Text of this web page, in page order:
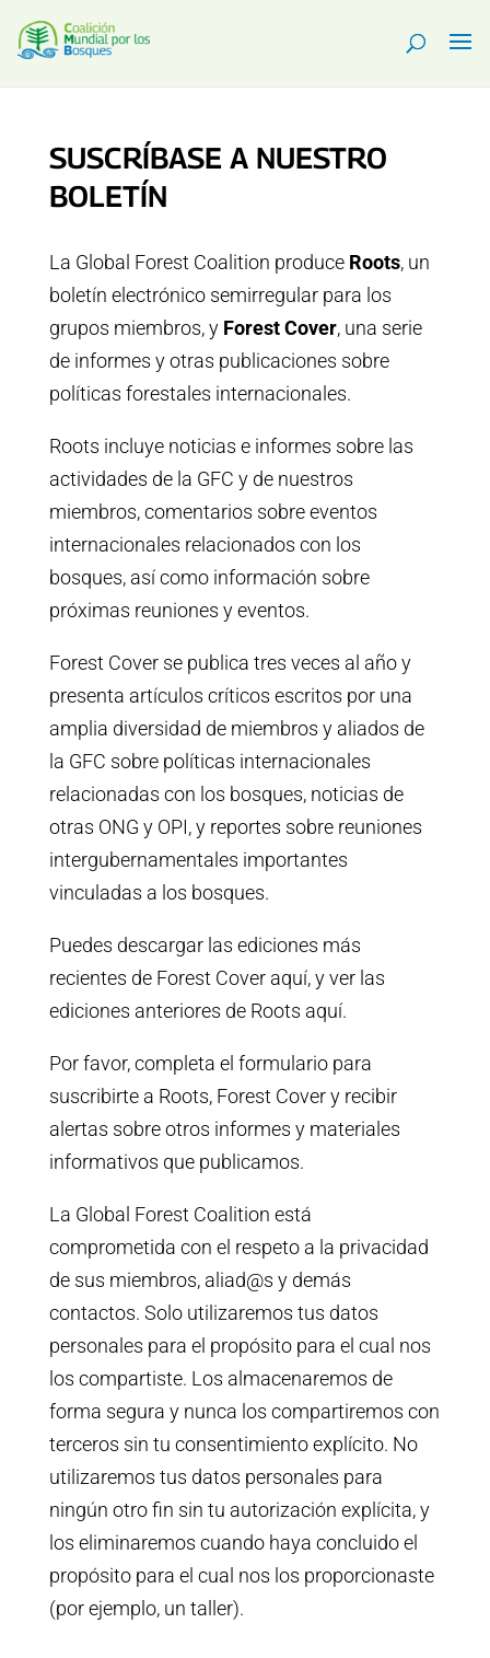
SUSCRÍBASE A NUESTRO
BOLETÍN
La Global Forest Coalition produce Roots, un
boletín electrónico semirregular para los
grupos miembros, y Forest Cover, una serie
de informes y otras publicaciones sobre
políticas forestales internacionales.
Roots incluye noticias e informes sobre las
actividades de la GFC y de nuestros
miembros, comentarios sobre eventos
internacionales relacionados con los
bosques, así como información sobre
próximas reuniones y eventos.
Forest Cover se publica tres veces al año y
presenta artículos críticos escritos por una
amplia diversidad de miembros y aliados de
la GFC sobre políticas internacionales
relacionadas con los bosques, noticias de
otras ONG y OPI, y reportes sobre reuniones
intergubernamentales importantes
vinculadas a los bosques.
Puedes descargar las ediciones más
recientes de Forest Cover aquí, y ver las
ediciones anteriores de Roots aquí.
Por favor, completa el formulario para
suscribirte a Roots, Forest Cover y recibir
alertas sobre otros informes y materiales
informativos que publicamos.
La Global Forest Coalition está
comprometida con el respeto a la privacidad
de sus miembros, aliad@s y demás
contactos. Solo utilizaremos tus datos
personales para el propósito para el cual nos
los compartiste. Los almacenaremos de
forma segura y nunca los compartiremos con
terceros sin tu consentimiento explícito. No
utilizaremos tus datos personales para
ningún otro fin sin tu autorización explícita, y
los eliminaremos cuando haya concluido el
propósito para el cual nos los proporcionaste
(por ejemplo, un taller).